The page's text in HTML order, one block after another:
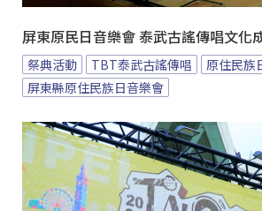
屏東原民日音樂會 泰武古謠傳唱文化
祭典活動 TBT泰武古謠傳唱
原住民族
屏東縣原住民族日音樂會